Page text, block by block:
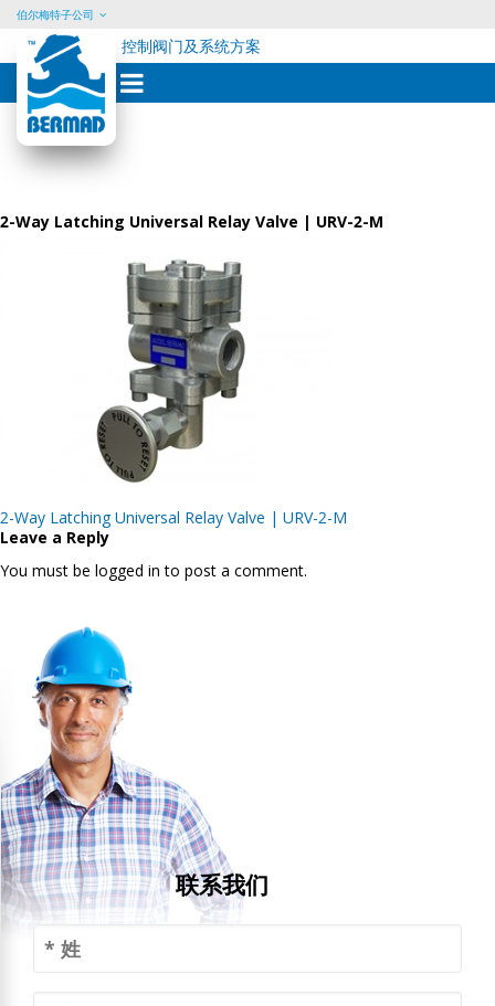
Skip
content
伯尔梅特子公司
控制阀门及系统方案
2-Way Latching Universal Relay Valve | URV-2-M
Post
navigation
2-Way Latching Universal Relay Valve | URV-2-M
Leave a Reply
You must be logged in to post a comment.
联系我们